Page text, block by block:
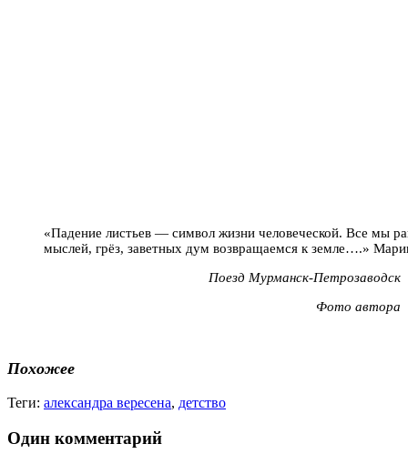
«Падение листьев — символ жизни человеческой. Все мы
мыслей, грёз, заветных дум возвращаемся к земле….»
Поезд Мурманск-Петрозаводск
Фото автора
Похожее
Теги: александра вересена, детство
Один комментарий